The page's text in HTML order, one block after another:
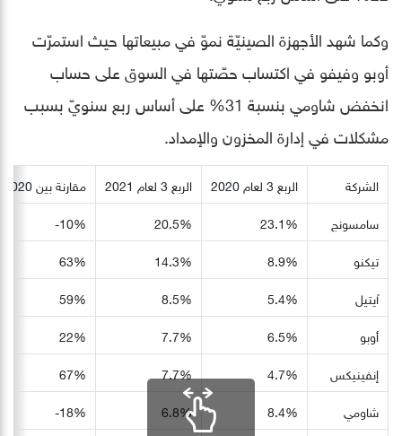
وكما شهد الأجهزة الصينيّة نموّ في مبيعاتها حيث استمرّت
أوبو وفيفو في اكتساب حصّتها في السوق على حساب
انخفض شاومي بنسبة 31% على أساس ربع سنويّ بسبب
مشكلات في إدارة المخزون والإمداد.
الشركة الربع 3 لعام 2020 الربع 3 لعام 2021
مقارنة بين 2020-2021
سامسونج
23.1%
20.5%
10%-
تيكنو
8.9%
14.3%
63%
آيتيل
5.4%
8.5%
59%
أوبو
6.5%
7.7%
22%
إنفينيكس
4.7%
7.7%
67%
شاومي
8.4%
6.8%
18%-